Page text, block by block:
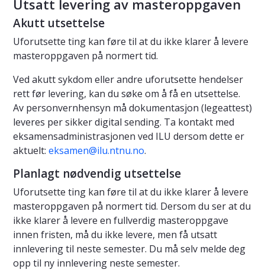
Utsatt levering av masteroppgaven
Akutt utsettelse
Uforutsette ting kan føre til at du ikke klarer å levere
masteroppgaven på normert tid.
Ved akutt sykdom eller andre uforutsette hendelser
rett før levering, kan du søke om å få en utsettelse.
Av personvernhensyn må dokumentasjon (legeattest)
leveres per sikker digital sending. Ta kontakt med
eksamensadministrasjonen ved ILU dersom dette er
aktuelt: eksamen@ilu.ntnu.no.
Planlagt nødvendig utsettelse
Uforutsette ting kan føre til at du ikke klarer å levere
masteroppgaven på normert tid. Dersom du ser at du
ikke klarer å levere en fullverdig masteroppgave
innen fristen, må du ikke levere, men få utsatt
innlevering til neste semester. Du må selv melde deg
opp til ny innlevering neste semester.